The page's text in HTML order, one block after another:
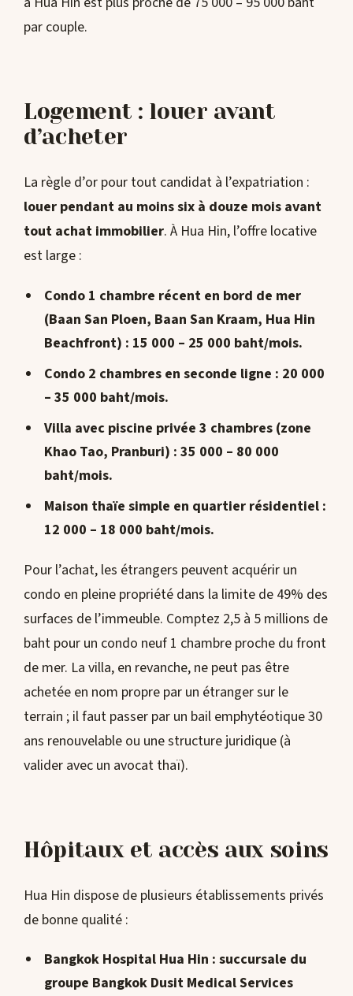
par couple.
Logement : louer avant
d’acheter
La règle d’or pour tout candidat à l’expatriation :
louer pendant au moins six à douze mois avant
tout achat immobilier. À Hua Hin, l’offre locative
est large :
Condo 1 chambre récent en bord de mer
(Baan San Ploen, Baan San Kraam, Hua Hin
Beachfront) : 15 000 – 25 000 baht/mois.
Condo 2 chambres en seconde ligne : 20 000
– 35 000 baht/mois.
Villa avec piscine privée 3 chambres(zone
Khao Tao, Pranburi) : 35 000 – 80 000
baht/mois.
Maison thaïe simple en quartier résidentiel:
12 000 – 18 000 baht/mois.
Pour l’achat, les étrangers peuvent acquérir un
condo en pleine propriété dans la limite de 49% des
surfaces de l’immeuble. Comptez 2,5 à 5 millions de
baht pour un condo neuf 1 chambre proche du front
de mer. La villa, en revanche, ne peut pas être
achetée en nom propre par un étranger sur le
terrain ; il faut passer par un bail emphytéotique 30
ans renouvelable ou une structure juridique (à
valider avec un avocat thaï).
Hôpitaux et accès aux soins
Hua Hin dispose de plusieurs établissements privés
de bonne qualité :
Bangkok Hospital Hua Hin : succursale du
groupe Bangkok Dusit Medical Services